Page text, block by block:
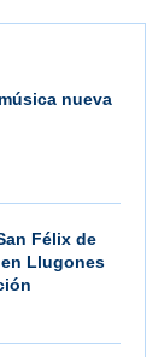
nueva
Félix de
Llugones